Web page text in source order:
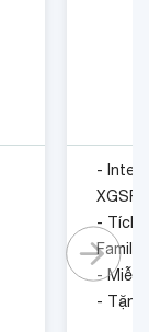
-
- Tích
Family
- Miễn
-